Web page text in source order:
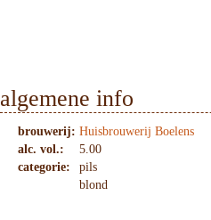
algemene info
brouwerij: Huisbrouwerij Boelens
alc. vol.:
5.00
categorie:
pils
blond